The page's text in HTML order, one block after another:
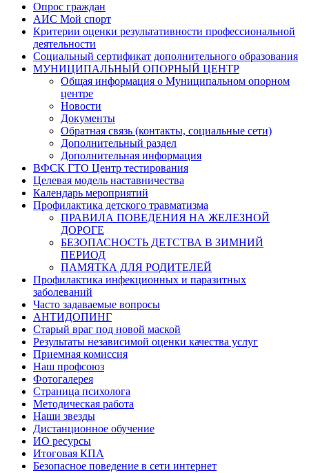
Опрос граждан
АИС Мой спорт
Критерии оценки результативности профессиональной
деятельности
Социальный сертификат дополнительного образования
МУНИЦИПАЛЬНЫЙ ОПОРНЫЙ ЦЕНТР
Общая информация о Муниципальном опорном
центре
Новости
Документы
Обратная связь (контакты, социальные сети)
Дополнительный раздел
Дополнительная информация
ВФСК ГТО Центр тестирования
Целевая модель наставничества
Календарь мероприятий
Профилактика детского травматизма
ПРАВИЛА ПОВЕДЕНИЯ НА ЖЕЛЕЗНОЙ
ДОРОГЕ
БЕЗОПАСНОСТЬ ДЕТСТВА В ЗИМНИЙ
ПЕРИОД
ПАМЯТКА ДЛЯ РОДИТЕЛЕЙ
Профилактика инфекционных и паразитных
заболеваний
Часто задаваемые вопросы
АНТИДОПИНГ
Старый враг под новой маской
Результаты независимой оценки качества услуг
Приемная комиссия
Наш профсоюз
Фотогалерея
Страница психолога
Методическая работа
Наши звезды
Дистанционное обучение
ИО ресурсы
Итоговая КПА
Безопасное поведение в сети интернет